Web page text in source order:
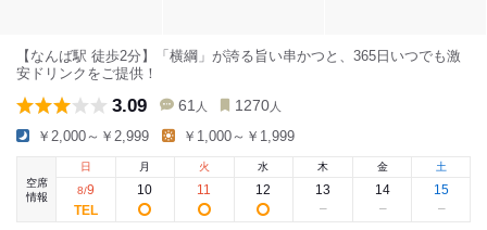
【なんば駅 徒歩2分】「横綱」が誇る旨い串かつと、365⽇いつでも激
安ドリンクをご提供！
3.09 61 人 1270 人
￥2,000～￥2,999 ￥1,000～￥1,999
空席
情報
日
8/9
月
10
火
11
水
12
木
13
金
14
土
15